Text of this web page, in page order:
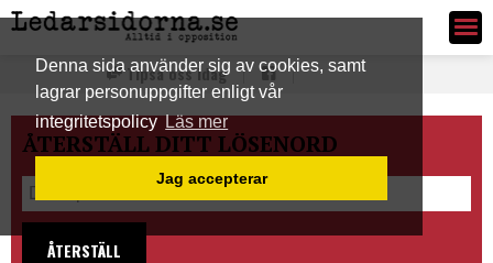
Denna sida använder sig av cookies, samt
lagrar personuppgifter enligt vår
integritetspolicyLäs mer
Jag accepterar
Ledarsidorna.se
Tipsa oss idag
ÅTERSTÄLL DITT LÖSENORD
ÅTERSTÄLL